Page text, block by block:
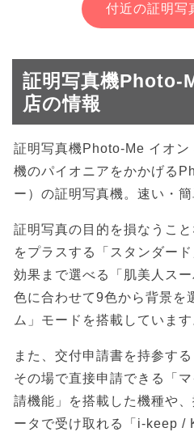
付近の証明写
証明写真機Photo-
店の情報
証明写真機Photo-Me イオ
機のパイオニアをかかげる
ー）の証明写真機。速い・
証明写真の目的を損なうこ
をプラスする「スタンダー
効果まで選べる「肌美人ス
色に合わせて9色から背景を
ム」モードを搭載しています
また、交付申請書を持参す
その場で直接申請できる「
請機能」を搭載した機種や
ータで受け取れる「i-keep /